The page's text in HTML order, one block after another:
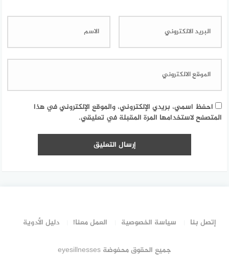
احفظ اسمي، بريدي الإلكتروني، والموقع الإلكتروني في هذا
المتصفح لاستخدامها المرة المقبلة في تعليقي.
إتصل بنا سياسة الخصوصية العمل معنا! دليل الأدوية
جميع الحقوق محفوضة eyesillnesses